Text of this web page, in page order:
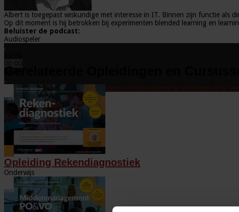
Albert is toegepast wiskundige met interesse in IT. Binnen zijn functie als
Op dit moment is hij betrokken bij experimenten blended learning en
Beluister de podcast:
Audiospeler
00:00
Gebruik Omhoog/Omlaag pijltoetsen om het volume te verhogen of te
Gerelateerde Opleidingen en
Opleiding Rekendiagnostiek
Onderwijs